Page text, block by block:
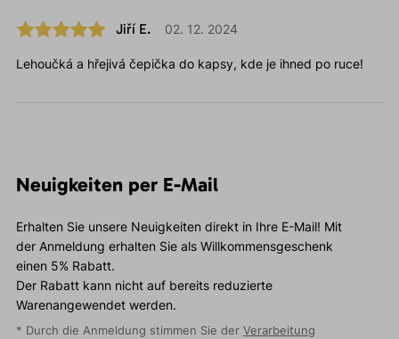
Jiří E. 02. 12. 2024
Lehoučká a hřejivá čepička do kapsy, kde je ihned po ruce!
Neuigkeiten per E-Mail
Erhalten Sie unsere Neuigkeiten direkt in Ihre E-Mail! Mit
der Anmeldung erhalten Sie als Willkommensgeschenk
einen 5% Rabatt.
Der Rabatt kann nicht auf bereits reduzierte
Warenangewendet werden.
* Durch die Anmeldung stimmen Sie der Verarbeitung